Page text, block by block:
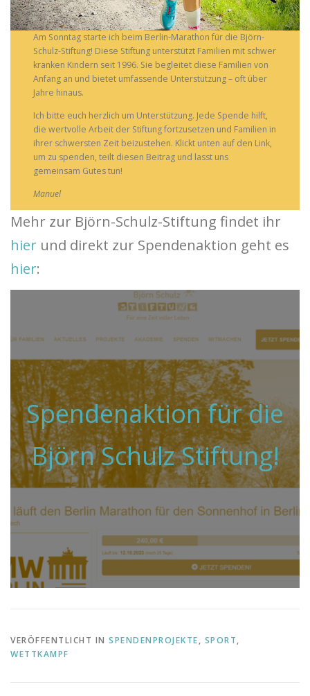
Am Sonntag starte ich beim Berlin-Marathon für die Björn-
Schulz-Stiftung! Diese Stiftung unterstützt Familien mit schwer
kranken Kindern seit 1996. Sie begleitet diese Familien von
Anfang an und bietet umfassende Unterstützung – oft über
Jahre hinaus.
Ich bitte euch herzlich um Unterstützung. Jede Spende hilft,
die wertvolle Arbeit der Stiftung fortzusetzen und Familien in
ihrer schwersten Zeit beizustehen. Klickt unten auf den Link,
um zu spenden, teilt diesen Beitrag und lasst uns
gemeinsam Gutes tun!
Manuel
Mehr zur Björn-Schulz-Stiftung findet ihr
hier und direkt zur Spendenaktion geht es
hier:
Spendenaktion für die
Björn Schulz Stiftung!
VERÖFFENTLICHT IN SPENDENPROJEKTE, SPORT,
WETTKAMPF